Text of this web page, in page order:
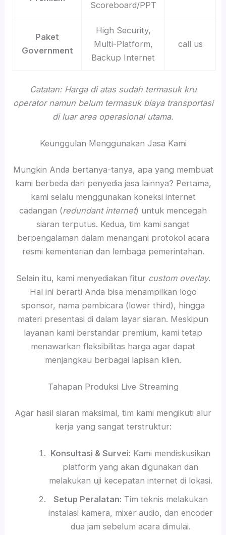
Scoreboard/PPT
Paket
Government
High Security,
Multi-Platform,
Backup Internet
call us
Catatan: Harga di atas sudah termasuk kru
operator namun belum termasuk biaya transportasi
di luar area operasional utama.
Keunggulan Menggunakan Jasa Kami
Mungkin Anda bertanya-tanya, apa yang membuat
kami berbeda dari penyedia jasa lainnya? Pertama,
kami selalu menggunakan koneksi internet
cadangan (redundant internet) untuk mencegah
siaran terputus. Kedua, tim kami sangat
berpengalaman dalam menangani protokol acara
resmi kementerian dan lembaga pemerintahan.
Selain itu, kami menyediakan fitur custom overlay.
Hal ini berarti Anda bisa menampilkan logo
sponsor, nama pembicara (lower third), hingga
materi presentasi di dalam layar siaran. Meskipun
layanan kami berstandar premium, kami tetap
menawarkan fleksibilitas harga agar dapat
menjangkau berbagai lapisan klien.
Tahapan Produksi Live Streaming
Agar hasil siaran maksimal, tim kami mengikuti alur
kerja yang sangat terstruktur:
Konsultasi & Survei: Kami mendiskusikan
platform yang akan digunakan dan
melakukan uji kecepatan internet di lokasi.
Setup Peralatan: Tim teknis melakukan
instalasi kamera, mixer audio, dan encoder
dua jam sebelum acara dimulai.